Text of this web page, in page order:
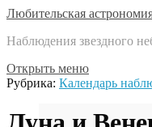
Любительская
Наблюдения звездного
Открыть меню
Рубрика: Календарь